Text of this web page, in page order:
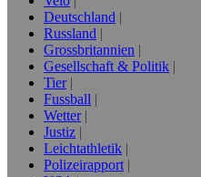
Deutschland
Russland
Grossbritannien
Gesellschaft & Politik
Tier
Fussball
Wetter
Justiz
Leichtathletik
Polizeirapport